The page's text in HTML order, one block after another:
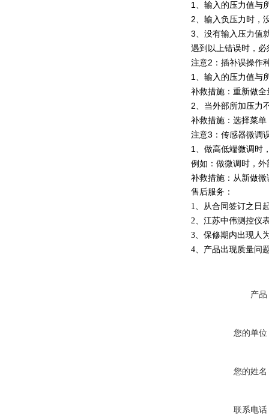
1、输入的压力值与
2、输入负压力时，
3、没有输入压力值
遇到以上错误时，
注意2：插补误操作
1、输入的压力值与
补救措施：重新做全
2、当外部所加压力
补救措施：选择菜
注意3：传感器微调
1、做高低端微调时
例如：做微调时，
补救措施：从新做
售后服务：
1、从合同签订之日
2、江苏中伟测控仪
3、保修期内出现人
4、产品出现质量问
产品
您的单位
您的姓名
联系电话